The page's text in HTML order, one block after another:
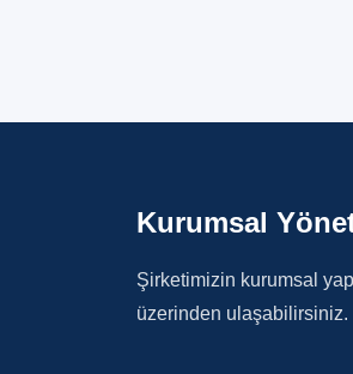
Kurumsal
Şirketimizin kurumsal
üzerinden ulaşabilirsiniz.